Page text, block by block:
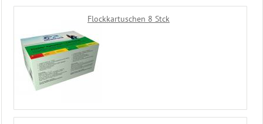
Flockkartuschen 8 Stck